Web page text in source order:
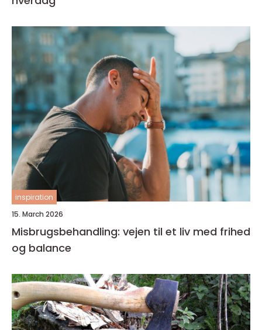
inspiration
15. March 2026
Misbrugsbehandling: vejen til et liv med frihed
og balance